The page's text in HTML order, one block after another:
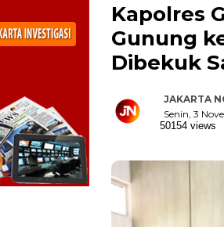
Kapolres
Gunung
Dibekuk
JAKARTA
Senin, 3
50154 views